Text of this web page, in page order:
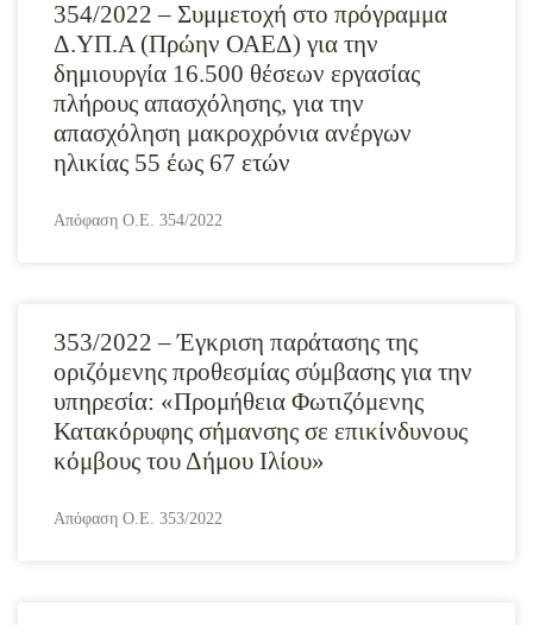
354/2022 – Συμμετοχή στο πρόγραμμα
Δ.ΥΠ.Α (Πρώην ΟΑΕΔ) για την
δημιουργία 16.500 θέσεων εργασίας
πλήρους απασχόλησης, για την
απασχόληση μακροχρόνια ανέργων
ηλικίας 55 έως 67 ετών
Απόφαση Ο.Ε. 354/2022
353/2022 – Έγκριση παράτασης της
οριζόμενης προθεσμίας σύμβασης για την
υπηρεσία: «Προμήθεια Φωτιζόμενης
Κατακόρυφης σήμανσης σε επικίνδυνους
κόμβους του Δήμου Ιλίου»
Απόφαση Ο.Ε. 353/2022